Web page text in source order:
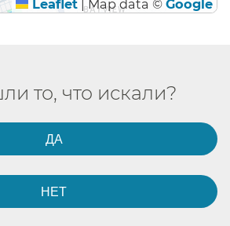
Leaflet |Map data © Google
то, что искали?​​
ДА​​
НЕТ​​